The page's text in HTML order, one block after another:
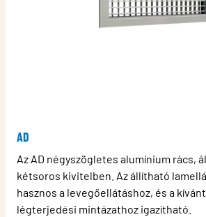
AD
Az AD négyszögletes alumínium rács,
kétsoros kivitelben. Az állítható
hasznos a levegőellátáshoz, és a
légterjedési mintázathoz igazítható.